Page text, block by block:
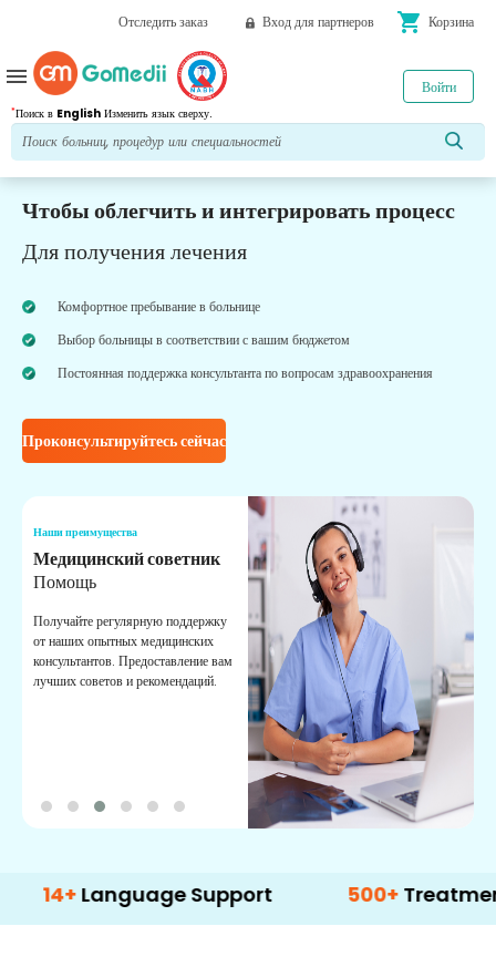
Отследить заказ Вход для партнеров shopping_cart Корзина
*Поиск в English Изменить язык сверху.
Войти
menu
Чтобы облегчить и интегрировать процесс
Для получения лечения
Комфортное пребывание в больнице
Выбор больницы в соответствии с вашим бюджетом
Постоянная поддержка консультанта по вопросам здравоохранения
Проконсультируйтесь сейчас
Наши преимущества
Медицинский советник
Помощь
Получайте регулярную поддержку
от наших опытных медицинских
консультантов. Предоставление вам
лучших советов и рекомендаций.
Language Support 500+ Treatment